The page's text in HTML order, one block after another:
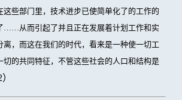
这些部门里，技术进步已使简单化了的工作的
……从而引起了并且正在发展着计划工作和实
离，而这在我们的时代，看来是一种使一切工
切的共同特征，不管这些社会的人口和结构是